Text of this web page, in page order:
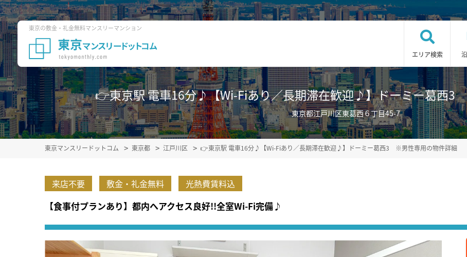
東京の敷金・礼金無料マンスリーマンション
エリア検索
👉東京駅 電車16分♪【Wi-Fiあり／長期滞在歓迎♪】ドーミー葛西
東京都江戸川区東葛西６丁目45-7
東京マンスリードットコム 東京都 江戸川区 👉東京駅 電車16分♪【Wi-Fiあり／長期滞在歓迎♪】ドーミー葛西3 ※男性専用の物件詳細
来店不要 敷金・礼金無料 光熱費賃料込
【食事付プランあり】都内へアクセス良好!!全室Wi-Fi完備♪